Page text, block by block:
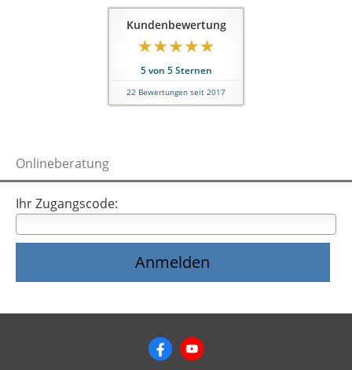
Kundenbewertung
5von 5Sternen
22 Bewertungen seit 2017
Onlineberatung
Ihr Zugangscode: